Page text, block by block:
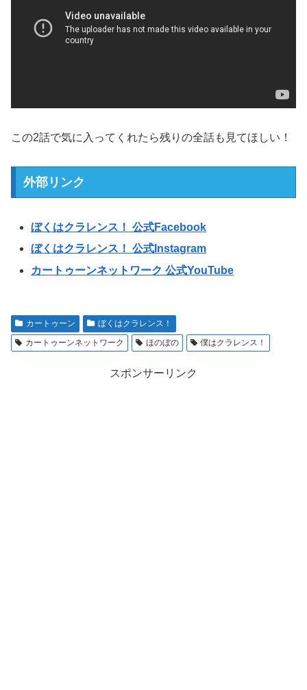
この2話で気に入ってくれたら残りの全話も見てほしい！
外部リンク
ぼくはクラレンス！ 公式Facebook
ぼくはクラレンス！ 公式Instagram
カートゥーンネットワーク 公式YouTube
カートゥーン
ぼくはクラレンス！
カートゥーンネットワーク
ほのぼの 僕はクラレンス！
スポンサーリンク